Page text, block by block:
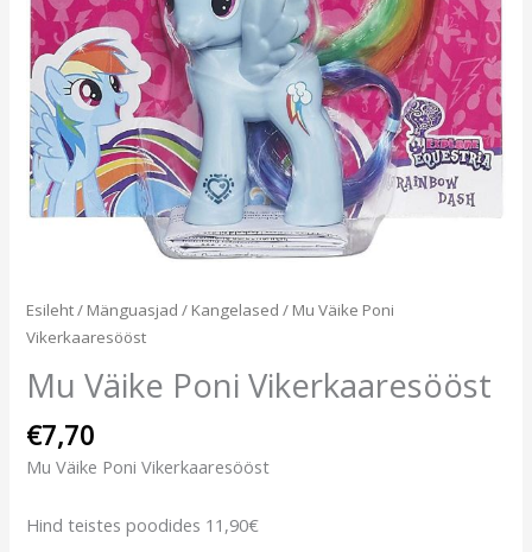
Esileht/ Mänguasjad / Kangelased / Mu Väike Poni
Vikerkaaresööst
Mu Väike Poni Vikerkaaresööst
€7,70
Mu Väike Poni Vikerkaaresööst
Hind teistes poodides 11,90€